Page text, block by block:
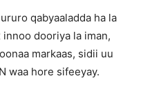
qabyaaladda ha la
dooriya la iman,
markaas, sidii uu
waa hore sifeeyay.